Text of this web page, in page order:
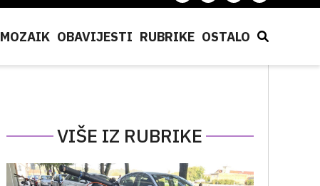
MOZAIK OBAVIJESTI RUBRIKE OSTALO
VIŠE IZ RUBRIKE